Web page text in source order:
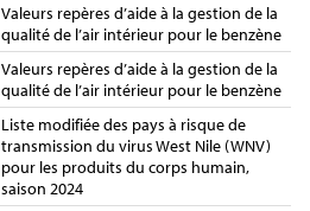
Valeurs repères d’aide à la gestion de la
qualité de l’air intérieur pour le benzène
Valeurs repères d’aide à la gestion de la
qualité de l’air intérieur pour le benzène
Liste modifiée des pays à risque de
transmission du virus West Nile (WNV)
pour les produits du corps humain,
saison 2024